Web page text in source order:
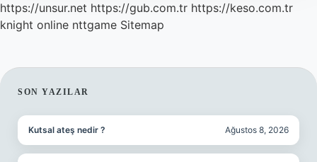
https://unsur.net https://gub.com.tr https://keso.com.tr
knight online nttgame Sitemap
SIDEBAR
SON YAZILAR
Kutsal ateş nedir ? Ağustos 8, 2026